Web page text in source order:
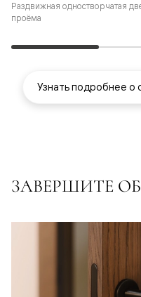
Раздвижная одностворчатая
проёма
Узнать подробнее о
ЗАВЕРШИТЕ